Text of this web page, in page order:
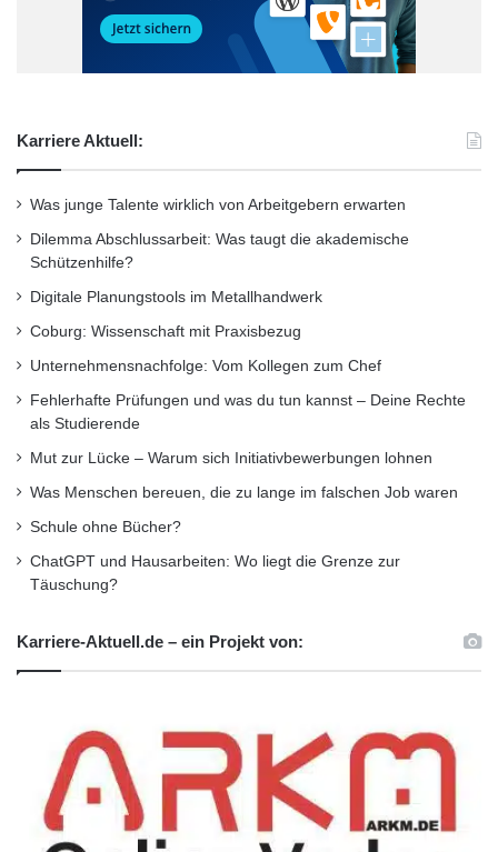
Karriere Aktuell:
Was junge Talente wirklich von Arbeitgebern erwarten
Dilemma Abschlussarbeit: Was taugt die akademische
Schützenhilfe?
Digitale Planungstools im Metallhandwerk
Coburg: Wissenschaft mit Praxisbezug
Unternehmensnachfolge: Vom Kollegen zum Chef
Fehlerhafte Prüfungen und was du tun kannst – Deine Rechte
als Studierende
Mut zur Lücke – Warum sich Initiativbewerbungen lohnen
Was Menschen bereuen, die zu lange im falschen Job waren
Schule ohne Bücher?
ChatGPT und Hausarbeiten: Wo liegt die Grenze zur
Täuschung?
Karriere-Aktuell.de – ein Projekt von: